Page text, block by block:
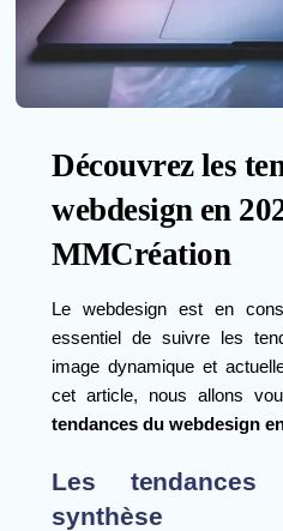
Découvrez les
webdesign en
MMCréation
Le webdesign est en
essentiel de suivre les
image dynamique et
cet article, nous allons
tendances du webdesign
Les tendances
synthèse